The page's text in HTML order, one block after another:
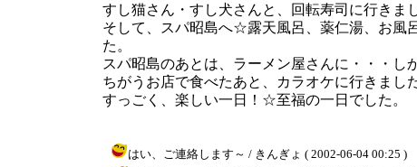
すし猫さん・すし犬さんと、回転寿司に行きま
そして、スパ昭島へ☆露天風呂、薬仁湯、お風
た。
スパ昭島のあとは、ラーメン屋さんに・・・し
ちがうお店で食べたあと、カラオケに行きまし
すっごく、楽しい一日！☆至福の一日でした。
はい、ご連絡します～ / きんぎょ ( 2002-06-04 00:25 )